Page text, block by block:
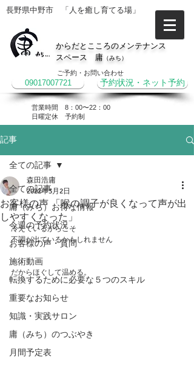
長野県中野市 「人を癒し育てる場」
からだとこころのメンテナンス
スペース 庸 （みち）
ご予約・お問い合わせ
09017007721 予約状況・ネット予約
営業時間 8：00〜22：00
​日曜定休 予約制
記事
全ての記事
庸（みち）お得な情報
今週の予約状況
お客様の声・質問
施術動画
転換するために必要な５つのスキル
重要なお知らせ
知識・実践サロン
庸（みち）のつぶやき
月間予定表
全ての記事
お客様の声 「喉の調子が良くなって声が出
しやすくなった」
森田浩庸
2022年3月2日
冷えているからこそ
不調が出ているかもしれません
だからほぐして温める。